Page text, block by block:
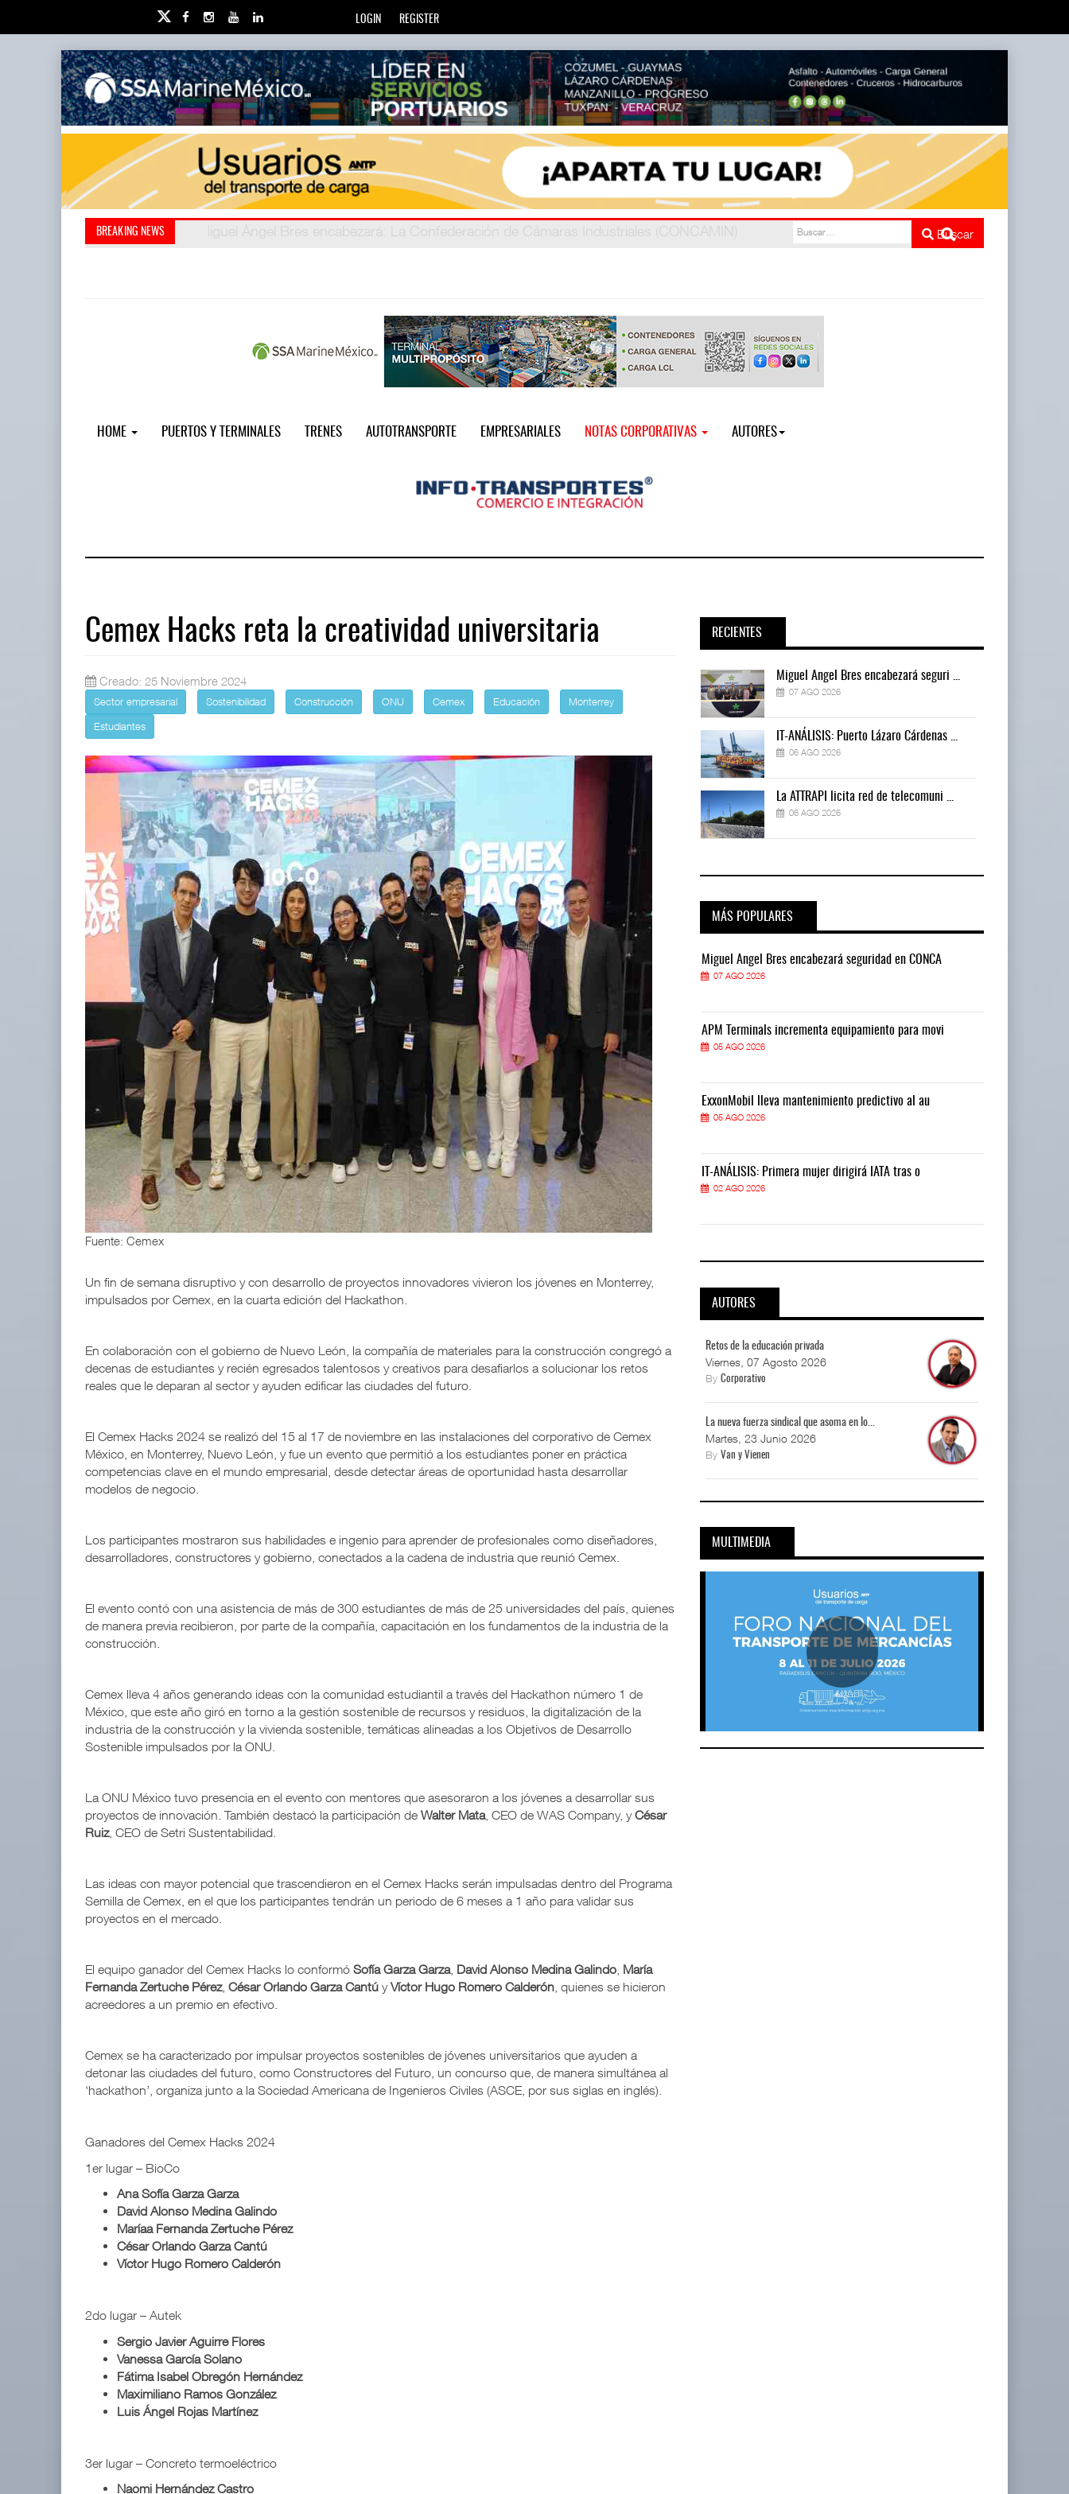
LOGIN REGISTER
BREAKING NEWS Miguel Ángel Bres encabezará
Retos de la educación privada
: Más de 20 mil escuelas privadas atienden a más de cinco
Buscar
HOME PUERTOS Y TERMINALES TRENES AUTOTRANSPORTE EMPRESARIALES NOTAS CORPORATIVAS AUTORES
Cemex Hacks reta la creatividad universitaria
Creado: 25 Noviembre 2024
Sector empresarial Sostenibilidad Construcción ONU Cemex Educación
Monterrey
Estudiantes
Fuente: Cemex
Un fin de semana disruptivo y con desarrollo de proyectos innovadores vivieron los jóvenes en Monterrey,
impulsados por Cemex, en la cuarta edición del Hackathon.
En colaboración con el gobierno de Nuevo León, la compañía de materiales para la construcción congregó a
decenas de estudiantes y recién egresados talentosos y creativos para desafiarlos a solucionar los retos
reales que le deparan al sector y ayuden edificar las ciudades del futuro.
El Cemex Hacks 2024 se realizó del 15 al 17 de noviembre en las instalaciones del corporativo de Cemex
México, en Monterrey, Nuevo León, y fue un evento que permitió a los estudiantes poner en práctica
competencias clave en el mundo empresarial, desde detectar áreas de oportunidad hasta desarrollar
modelos de negocio.
Los participantes mostraron sus habilidades e ingenio para aprender de profesionales como diseñadores,
desarrolladores, constructores y gobierno, conectados a la cadena de industria que reunió Cemex.
El evento contó con una asistencia de más de 300 estudiantes de más de 25 universidades del país, quienes
de manera previa recibieron, por parte de la compañía, capacitación en los fundamentos de la industria de la
construcción.
Cemex lleva 4 años generando ideas con la comunidad estudiantil a través del Hackathon número 1 de
México, que este año giró en torno a la gestión sostenible de recursos y residuos, la digitalización de la
industria de la construcción y la vivienda sostenible, temáticas alineadas a los Objetivos de Desarrollo
Sostenible impulsados por la ONU.
La ONU México tuvo presencia en el evento con mentores que asesoraron a los jóvenes a desarrollar sus
proyectos de innovación. También destacó la participación de Walter Mata, CEO de WAS Company, yCésar
Ruiz, CEO de Setri Sustentabilidad.
Las ideas con mayor potencial que trascendieron en el Cemex Hacks serán impulsadas dentro del Programa
Semilla de Cemex, en el que los participantes tendrán un periodo de 6 meses a 1 año para validar sus
proyectos en el mercado.
El equipo ganador del Cemex Hacks lo conformó Sofía Garza Garza, David Alonso Medina Galindo María
Fernanda Zertuche Pérez, César Orlando Garza Cantú yVíctor Hugo Romero Calderón , quienes se hicieron
acreedores a un premio en efectivo.
Cemex se ha caracterizado por impulsar proyectos sostenibles de jóvenes universitarios que ayuden a
detonar las ciudades del futuro, como Constructores del Futuro, un concurso que, de manera simultánea al
‘hackathon’, organiza junto a la Sociedad Americana de Ingenieros Civiles (ASCE, por sus siglas en inglés).
Ganadores del Cemex Hacks 2024
1er lugar – BioCo
Ana Sofía Garza Garza
David Alonso Medina Galindo
Maríaa Fernanda Zertuche Pérez
César Orlando Garza Cantú
Víctor Hugo Romero Calderón
2do lugar – Autek
Sergio Javier Aguirre Flores
Vanessa García Solano
Fátima Isabel Obregón Hernández
Maximiliano Ramos González
Luis Ángel Rojas Martínez
3er lugar – Concreto termoeléctrico
Naomi Hernández Castro
RECIENTES
Miguel Ángel Bres encabezará seguri ...
07 AGO 2026
La ATTRAPI licita red de telecomuni ...
06 AGO 2026
07 AGO 2026
La ATTRAPI licita red de telecomuni ...
Miguel Ángel Bres encabezará seguri ...
07 AGO 2026
IT-ANÁLISIS: Puerto Lázaro Cárdenas ...
06 AGO 2026
La ATTRAPI licita red de telecomuni ...
06 AGO 2026
MÁS POPULARES
Miguel Ángel Bres encabezará seguridad en CONCA
07 AGO 2026
APM Terminals incrementa equipamiento para movi
05 AGO 2026
ExxonMobil lleva mantenimiento predictivo al au
05 AGO 2026
IT-ANÁLISIS: Primera mujer dirigirá IATA tras o
02 AGO 2026
Miguel Ángel Bres encabezará seguridad en CONCA
07 AGO 2026
APM Terminals incrementa equipamiento para movi
05 AGO 2026
ExxonMobil lleva mantenimiento predictivo al au
05 AGO 2026
IT-ANÁLISIS: Primera mujer dirigirá IATA tras o
02 AGO 2026
Miguel Ángel Bres encabezará seguridad en CONCA
07 AGO 2026
APM Terminals incrementa equipamiento para movi
05 AGO 2026
ExxonMobil lleva mantenimiento predictivo al au
05 AGO 2026
IT-ANÁLISIS: Primera mujer dirigirá IATA tras o
02 AGO 2026
AUTORES
Retos de la educación privada
Viernes, 07 Agosto 2026
ByCorporativo
La nueva fuerza sindical que asoma en lo...
Martes, 23 Junio 2026
ByVan y Vienen
MULTIMEDIA